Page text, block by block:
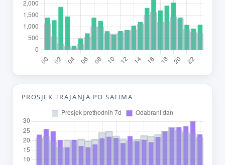
PROSJEK TRAJANJA PO SATIMA
E-mail (opcionalno)
Ne moraš upisati e-mail — prijedlog možeš poslati i anonimno.
Odustani Pošalji